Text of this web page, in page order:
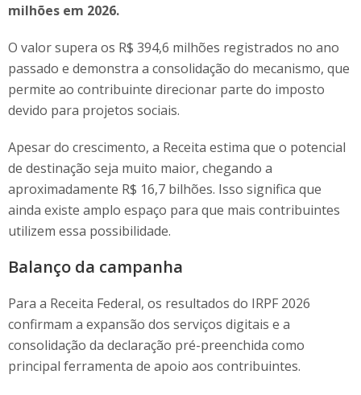
milhões em 2026.
O valor supera os R$ 394,6 milhões registrados no ano
passado e demonstra a consolidação do mecanismo, que
permite ao contribuinte direcionar parte do imposto
devido para projetos sociais.
Apesar do crescimento, a Receita estima que o potencial
de destinação seja muito maior, chegando a
aproximadamente R$ 16,7 bilhões. Isso significa que
ainda existe amplo espaço para que mais contribuintes
utilizem essa possibilidade.
Balanço da campanha
Para a Receita Federal, os resultados do IRPF 2026
confirmam a expansão dos serviços digitais e a
consolidação da declaração pré-preenchida como
principal ferramenta de apoio aos contribuintes.